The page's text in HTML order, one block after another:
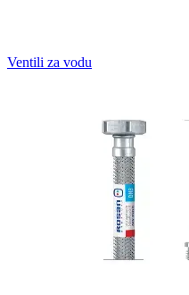
Ventili za vodu